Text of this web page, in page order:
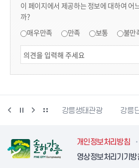
이 페이지에서 제공하는 정보에 대하여 어
까?
매우만족 만족 보통 불만
동물사랑센터 강릉생태관광 강릉
개인정보처리방침
영상정보처리기기방